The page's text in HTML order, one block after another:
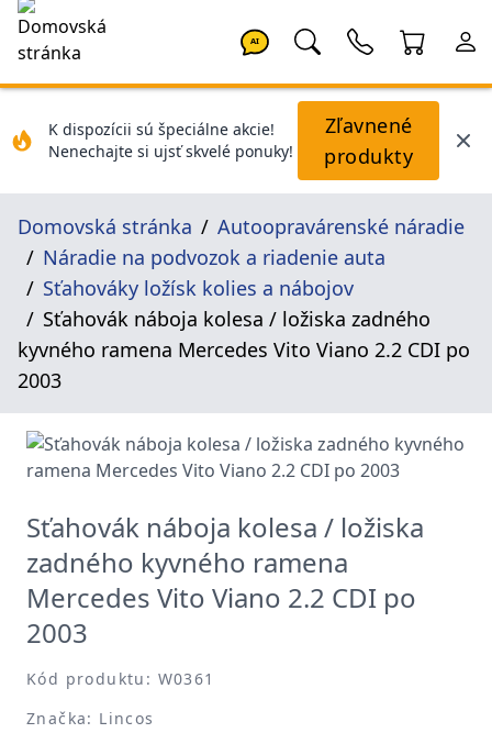
AI
K dispozícii sú špeciálne akcie!
Nenechajte si ujsť skvelé ponuky!
Zľavnené
produkty
Domovská stránka
Autoopravárenské náradie
Náradie na podvozok a riadenie auta
Sťahováky ložísk kolies a nábojov
Sťahovák náboja kolesa / ložiska zadného
kyvného ramena Mercedes Vito Viano 2.2 CDI po
2003
Sťahovák náboja kolesa / ložiska
zadného kyvného ramena
Mercedes Vito Viano 2.2 CDI po
2003
Kód produktu: W0361
Značka: Lincos